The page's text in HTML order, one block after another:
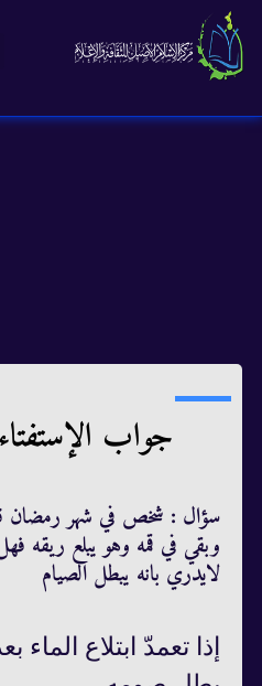
جواب
سؤال : شخص في شهر رمضان
وبقي في قمه وهو يبلع ريقه
لايدري بانه يبطل الصيام
إذا تعمدّ ابتلاع الماء